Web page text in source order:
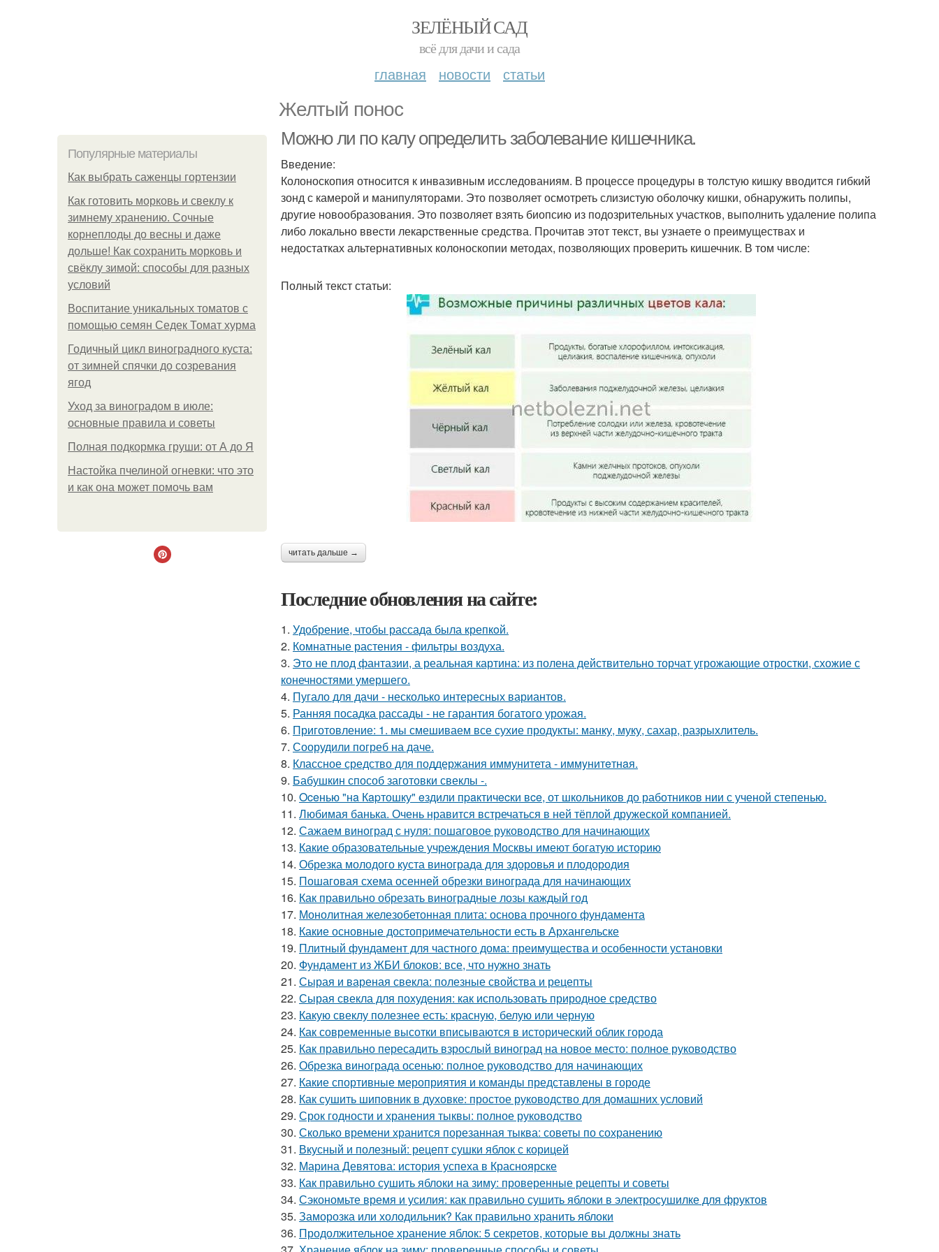
ЗЕЛЁНЫЙ САД
всё для дачи и сада
главная новости статьи
Желтый понос
Популярные материалы
Как выбрать саженцы гортензии
Как готовить морковь и свеклу к
зимнему хранению. Сочные
корнеплоды до весны и даже
дольше! Как сохранить морковь и
свёклу зимой: способы для разных
условий
Воспитание уникальных томатов с
помощью семян Седек Томат хурма
Годичный цикл виноградного куста:
от зимней спячки до созревания
ягод
Уход за виноградом в июле:
основные правила и советы
Полная подкормка груши: от А до Я
Настойка пчелиной огневки: что это
и как она может помочь вам
Можно ли по калу определить заболевание кишечника.
Введение:
Колоноскопия относится к инвазивным исследованиям. В процессе процедуры в толстую кишку вводится гибкий
зонд с камерой и манипуляторами. Это позволяет осмотреть слизистую оболочку кишки, обнаружить полипы,
другие новообразования. Это позволяет взять биопсию из подозрительных участков, выполнить удаление полипа
либо локально ввести лекарственные средства. Прочитав этот текст, вы узнаете о преимуществах и
недостатках альтернативных колоноскопии методах, позволяющих проверить кишечник. В том числе:
Полный текст статьи:
читать дальше →
Последние обновления на сайте:
1. Удобрение, чтобы рассада была крепкoй.
2. Комнатные растения - фильтры воздуха.
3. Это не плод фантазии, а реальная картина: из полена действительно торчат угрожающие отростки, схожие с
конечностями умершего.
4. Пугало для дачи - несколько интересных вариантов.
5. Ранняя посадка рассады - не гарантия богатого урожая.
6. Приготовление: 1. мы смешиваем все сухие продукты: манку, муку, сахар, разрыхлитель.
7. Соорудили погреб на даче.
8. Классное средство для поддержания иммунитета - иммyнитeтнaя.
9. Бабушкин способ заготовки свеклы -.
10. Oceнью "нa Кapтошку" eздили пpaктичecки вce, от школьников до работников нии с ученой степенью.
11. Любимая банька. Очень нравится встречаться в ней тёплой дружеской компанией.
12. Сажаем виноград с нуля: пошаговое руководство для начинающих
13. Какие образовательные учреждения Москвы имеют богатую историю
14. Обрезка молодого куста винограда для здоровья и плодородия
15. Пошаговая схема осенней обрезки винограда для начинающих
16. Как правильно обрезать виноградные лозы каждый год
17. Монолитная железобетонная плита: основа прочного фундамента
18. Какие основные достопримечательности есть в Архангельске
19. Плитный фундамент для частного дома: преимущества и особенности установки
20. Фундамент из ЖБИ блоков: все, что нужно знать
21. Сырая и вареная свекла: полезные свойства и рецепты
22. Сырая свекла для похудения: как использовать природное средство
23. Какую свеклу полезнее есть: красную, белую или черную
24. Как современные высотки вписываются в исторический облик города
25. Как правильно пересадить взрослый виноград на новое место: полное руководство
26. Обрезка винограда осенью: полное руководство для начинающих
27. Какие спортивные мероприятия и команды представлены в городе
28. Как сушить шиповник в духовке: простое руководство для домашних условий
29. Срок годности и хранения тыквы: полное руководство
30. Сколько времени хранится порезанная тыква: советы по сохранению
31. Вкусный и полезный: рецепт сушки яблок с корицей
32. Марина Девятова: история успеха в Красноярске
33. Как правильно сушить яблоки на зиму: проверенные рецепты и советы
34. Сэкономьте время и усилия: как правильно сушить яблоки в электросушилке для фруктов
35. Заморозка или холодильник? Как правильно хранить яблоки
36. Продолжительное хранение яблок: 5 секретов, которые вы должны знать